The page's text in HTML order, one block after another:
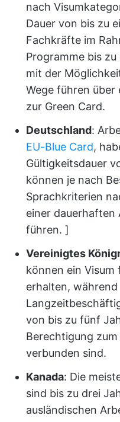
nach
Dauer von bis zu
Fachkräfte im
Programme bis
mit der
Wege führen über
zur Green Card.
Deutschland:
EU-Blue Card,
Gültigkeitsdauer
können je nach
Sprachkriterien
einer dauerhaften
führen. ]
Vereinigtes
können ein Visum
erhalten, während
von bis zu fünf
Berechtigung
verbunden sind.
Kanada: Die
sind bis zu drei
ausländischen